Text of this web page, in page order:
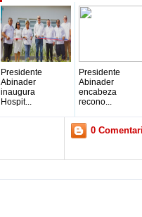
Presidente
Abinader
inaugura
Hospit...
Presidente
Abinader
encabeza
recono...
0